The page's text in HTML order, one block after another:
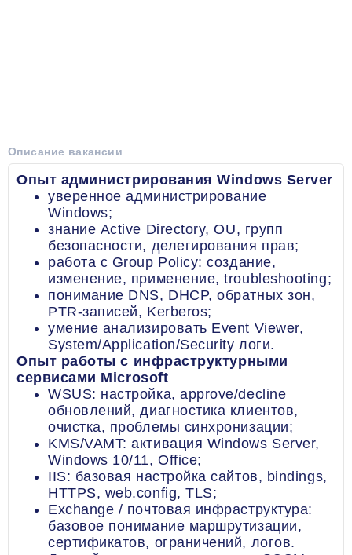
Описание вакансии
Опыт администрирования Windows Server
уверенное администрирование
Windows;
знание Active Directory, OU, групп
безопасности, делегирования прав;
работа с Group Policy: создание,
изменение, применение, troubleshooting;
понимание DNS, DHCP, обратных зон,
PTR-записей, Kerberos;
умение анализировать Event Viewer,
System/Application/Security логи.
Опыт работы с инфраструктурными
сервисами Microsoft
WSUS: настройка, approve/decline
обновлений, диагностика клиентов,
очистка, проблемы синхронизации;
KMS/VAMT: активация Windows Server,
Windows 10/11, Office;
IIS: базовая настройка сайтов, bindings,
HTTPS, web.config, TLS;
Exchange / почтовая инфраструктура:
базовое понимание маршрутизации,
сертификатов, ограничений, логов.